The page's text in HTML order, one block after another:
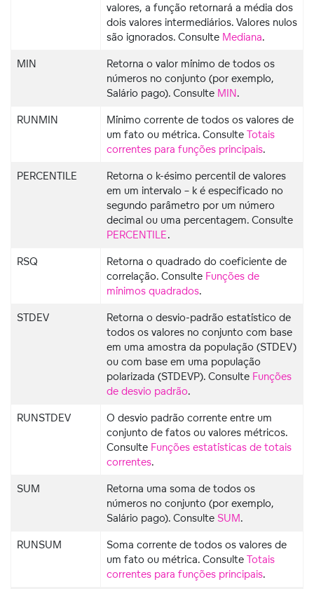
valores, a função retornará a média dos
dois valores intermediários. Valores nulos
são ignorados. Consulte Mediana.
MIN
Retorna o valor mínimo de todos os
números no conjunto (por exemplo,
Salário pago). Consulte MIN.
RUNMIN
Mínimo corrente de todos os valores de
um fato ou métrica. Consulte Totais
correntes para funções principais.
PERCENTILE
Retorna o k-ésimo percentil de valores
em um intervalo – k é especificado no
segundo parâmetro por um número
decimal ou uma percentagem. Consulte
PERCENTILE.
RSQ
Retorna o quadrado do coeficiente de
correlação. Consulte Funções de
mínimos quadrados.
STDEV
Retorna o desvio-padrão estatístico de
todos os valores no conjunto com base
em uma amostra da população (STDEV)
ou com base em uma população
polarizada (STDEVP). Consulte Funções
de desvio padrão.
RUNSTDEV
O desvio padrão corrente entre um
conjunto de fatos ou valores métricos.
Consulte Funções estatísticas de totais
correntes.
SUM
Retorna uma soma de todos os
números no conjunto (por exemplo,
Salário pago). Consulte SUM.
RUNSUM
Soma corrente de todos os valores de
um fato ou métrica. Consulte Totais
correntes para funções principais.